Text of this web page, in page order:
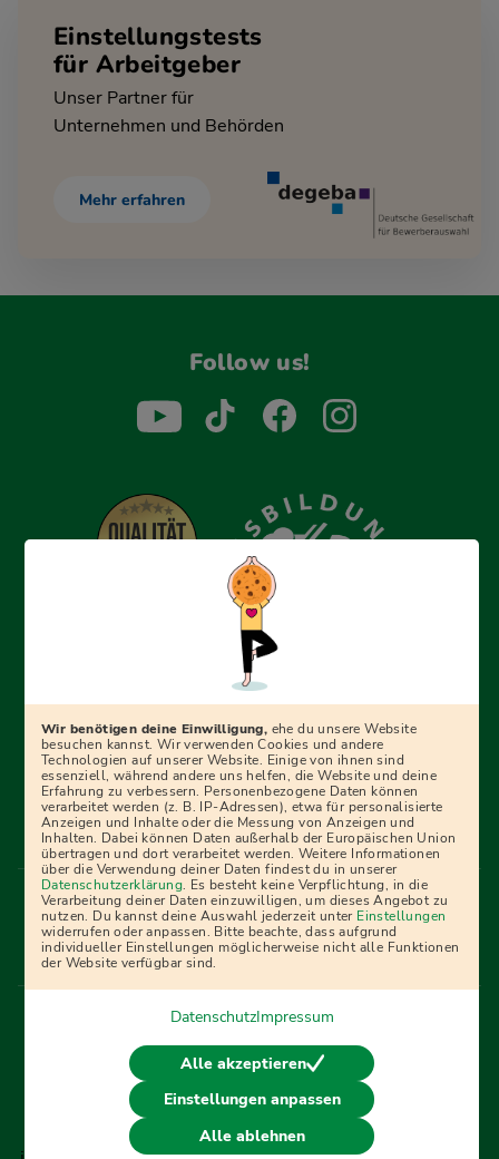
Einstellungstests
für Arbeitgeber
Unser Partner für
Unternehmen und Behörden
Mehr erfahren
Follow us!
Erfolgreich bewerben mit Ausbildungspark: Wir
begleiten dich Schritt für Schritt bei deinem Start in den
Ratgebern und Prüfungspaketen, interaktiven
Videokursen und vielem mehr. Für alle, die was werden
wollen!
Menü Fußleiste
Impressum Bildquellen Presse
Mediadaten
Partner
AGB Datenschutz
Widerrufsbelehrung
Bestellung
Affiliate Partner Cookies
Vertrag widerrufen
© 2026 Ausbildungspark Verlag. Alle Rechte vorbehalten.
Wir benötigen deine Einwilligung, ehe du unsere Website
besuchen kannst. Wir verwenden Cookies und andere
Technologien auf unserer Website. Einige von ihnen sind
essenziell, während andere uns helfen, die Website und deine
Erfahrung zu verbessern. Personenbezogene Daten können
verarbeitet werden (z. B. IP-Adressen), etwa für personalisierte
Anzeigen und Inhalte oder die Messung von Anzeigen und
Inhalten. Dabei können Daten außerhalb der Europäischen Union
übertragen und dort verarbeitet werden. Weitere Informationen
über die Verwendung deiner Daten findest du in unserer
Datenschutzerklärung. Es besteht keine Verpflichtung, in die
Verarbeitung deiner Daten einzuwilligen, um dieses Angebot zu
nutzen. Du kannst deine Auswahl jederzeit unter Einstellungen
widerrufen oder anpassen. Bitte beachte, dass aufgrund
individueller Einstellungen möglicherweise nicht alle Funktionen
der Website verfügbar sind.
DatenschutzImpressum
Alle akzeptieren
Einstellungen anpassen
Alle ablehnen